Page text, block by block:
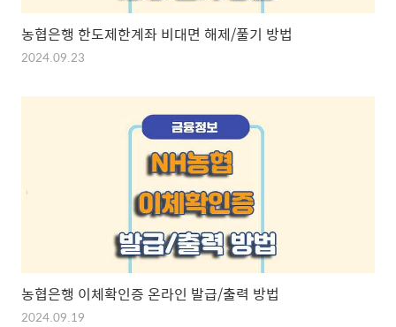
농협은행 한도제한계좌 비대면 해제/풀기 방법
2024.09.23
농협은행 이체확인증 온라인 발급/출력 방법
2024.09.19